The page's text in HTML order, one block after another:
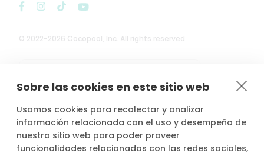
Sobre las cookies en este sitio web
Usamos cookies para recolectar y analizar
información relacionada con el uso y desempeño de
nuestro sitio web para poder proveer
funcionalidades relacionadas con las redes sociales,
© 2022-2026 Cocopool, Inc. All rights reserved.
 Anfitriones asegurados*
*Actividad, con seguro voluntario de responsabilidad civil del